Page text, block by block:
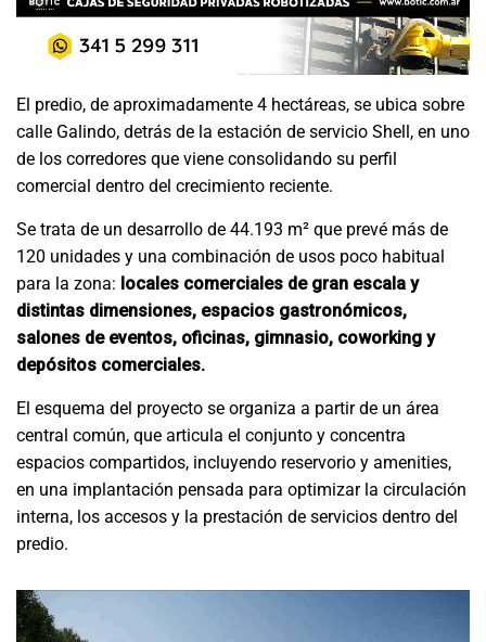
El predio, de aproximadamente 4 hectáreas, se ubica sobre
calle Galindo, detrás de la estación de servicio Shell, en uno
de los corredores que viene consolidando su perfil
comercial dentro del crecimiento reciente.
Se trata de un desarrollo de 44.193 m² que prevé más de
120 unidades y una combinación de usos poco habitual
para la zona: locales comerciales de gran escala y
distintas dimensiones, espacios gastronómicos,
salones de eventos, oficinas, gimnasio, coworking y
depósitos comerciales.
El esquema del proyecto se organiza a partir de un área
central común, que articula el conjunto y concentra
espacios compartidos, incluyendo reservorio y amenities,
en una implantación pensada para optimizar la circulación
interna, los accesos y la prestación de servicios dentro del
predio.